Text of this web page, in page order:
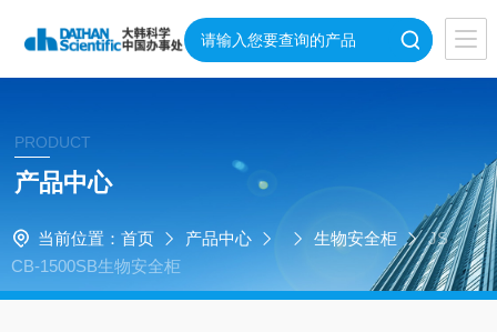
PRODUCT
产品中心
当前位置： 首页 产品中心 生物安全柜
JS
CB-1500SB生物安全柜